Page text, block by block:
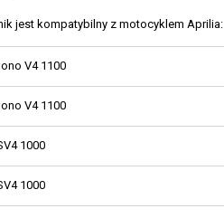
jest kompatybilny z motocyklem Aprilia:
V4 1100
V4 1100
1000
1000